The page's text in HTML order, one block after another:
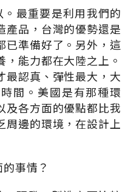
最重要是利用我們的
產品，台灣的優勢還是
已準備好了。另外，這
能力都在大陸之上。
最認真、彈性最大，大
間。美國是有那種環
及各方面的優點都比我
周邊的環境，在設計上
事情？